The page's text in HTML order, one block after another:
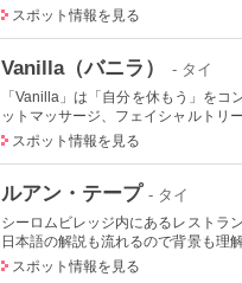
スポット情報を見る
Vanilla（バニラ） - タイ
「Vanilla」は「自分を休もう」を
ットマッサージ、フェイシャルトリ
スポット情報を見る
ルアン・テープ - タイ
シーロムビレッジ内にあるレストラ
日本語の解説も流れるので背景も理
スポット情報を見る